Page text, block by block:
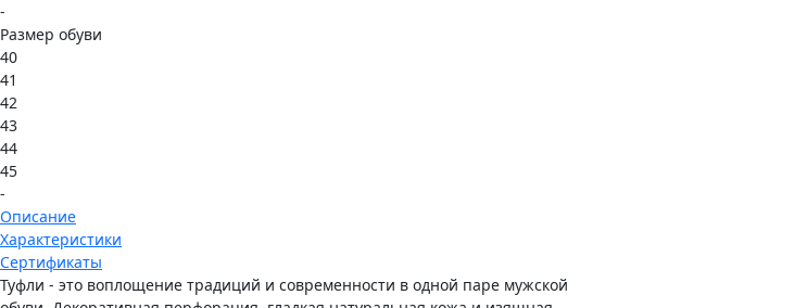
-
Размер обуви
40
41
42
43
44
45
-
Описание
Характеристики
Сертификаты
Туфли - это воплощение традиций и современности в одной паре мужской